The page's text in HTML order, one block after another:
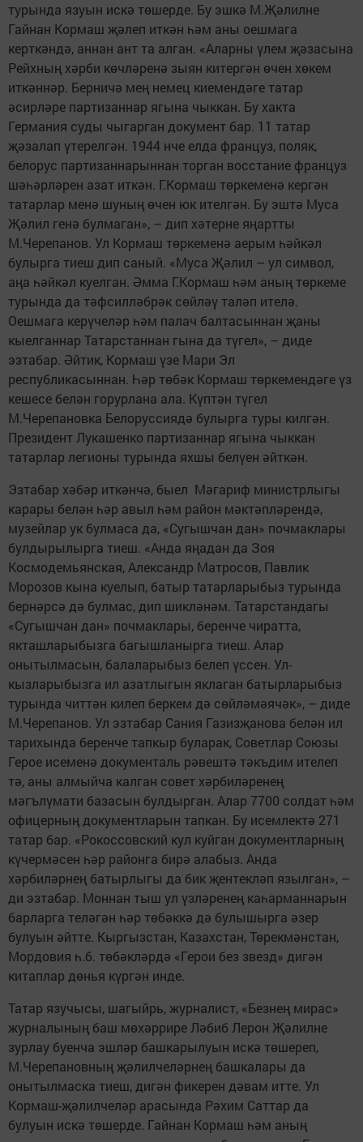
турында язуын искә төшерде. Бу эшкә М.Җәлилне
Гайнан Кормаш җәлеп иткән һәм аны оешмага
керткәндә, аннан ант та алган. «Аларны үлем җәзасына
Рейхның хәрби көчләренә зыян китергән өчен хөкем
иткәннәр. Берничә мең немец киемендәге татар
әсирләре партизаннар ягына чыккан. Бу хакта
Германия суды чыгарган документ бар. 11 татар
җәзалап үтерелгән. 1944 нче елда француз, поляк,
белорус партизаннарыннан торган восстание француз
шәһәрләрен азат иткән. Г.Кормаш төркеменә кергән
татарлар менә шуның өчен юк ителгән. Бу эштә Муса
Җәлил генә булмаган», – дип хәтерне яңартты
М.Черепанов. Ул Кормаш төркеменә аерым һәйкәл
булырга тиеш дип саный. «Муса Җәлил – ул символ,
аңа һәйкәл куелган. Әмма Г.Кормаш һәм аның төркеме
турында да тәфсилләбрәк сөйләү таләп ителә.
Оешмага керүчеләр һәм палач балтасыннан җаны
кыелганнар Татарстаннан гына да түгел», – диде
эзтабар. Әйтик, Кормаш үзе Мари Эл
республикасыннан. Һәр төбәк Кормаш төркемендәге үз
кешесе белән горурлана ала. Күптән түгел
М.Черепановка Белоруссиядә булырга туры килгән.
Президент Лукашенко партизаннар ягына чыккан
татарлар легионы турында яхшы белүен әйткән.
Эзтабар хәбәр иткәнчә, быел Мәгариф министрлыгы
карары белән һәр авыл һәм район мәктәпләрендә,
музейлар ук булмаса да, «Сугышчан дан» почмаклары
булдырылырга тиеш. «Анда яңадан да Зоя
Космодемьянская, Александр Матросов, Павлик
Морозов кына куелып, батыр татарларыбыз турында
бернәрсә дә булмас, дип шикләнәм. Татарстандагы
«Сугышчан дан» почмаклары, беренче чиратта,
якташларыбызга багышланырга тиеш. Алар
онытылмасын, балаларыбыз белеп үссен. Ул-
кызларыбызга ил азатлыгын яклаган батырларыбыз
турында читтән килеп беркем дә сөйләмәячәк», – диде
М.Черепанов. Ул эзтабар Сания Газизҗанова белән ил
тарихында беренче тапкыр буларак, Советлар Союзы
Герое исеменә документаль рәвештә тәкъдим ителеп
тә, аны алмыйча калган совет хәрбиләренең
мәгълүмати базасын булдырган. Алар 7700 солдат һәм
офицерның документларын тапкан. Бу исемлектә 271
татар бар. «Рокоссовский кул куйган документларның
күчермәсен һәр районга бирә алабыз. Анда
хәрбиләрнең батырлыгы да бик җентекләп язылган», –
ди эзтабар. Моннан тыш ул үзләренең каһарманнарын
барларга теләгән һәр төбәккә дә булышырга әзер
булуын әйтте. Кыргызстан, Казахстан, Төрекмәнстан,
Мордовия һ.б. төбәкләрдә «Герои без звезд» дигән
китаплар дөнья күргән инде.
Татар язучысы, шагыйрь, журналист, «Безнең мирас»
журналының баш мөхәррире Ләбиб Лерон Җәлилне
зурлау буенча эшләр башкарылуын искә төшереп,
М.Черепановның җәлилчеләрнең башкалары да
онытылмаска тиеш, дигән фикерен дәвам итте. Ул
Кормаш-җәлилчеләр арасында Рәхим Саттар да
булуын искә төшерде. Гайнан Кормаш һәм аның